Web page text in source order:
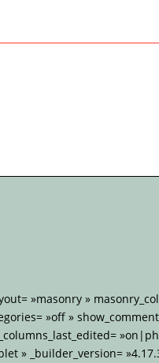
»masonry »
»off »
» _builder_version=